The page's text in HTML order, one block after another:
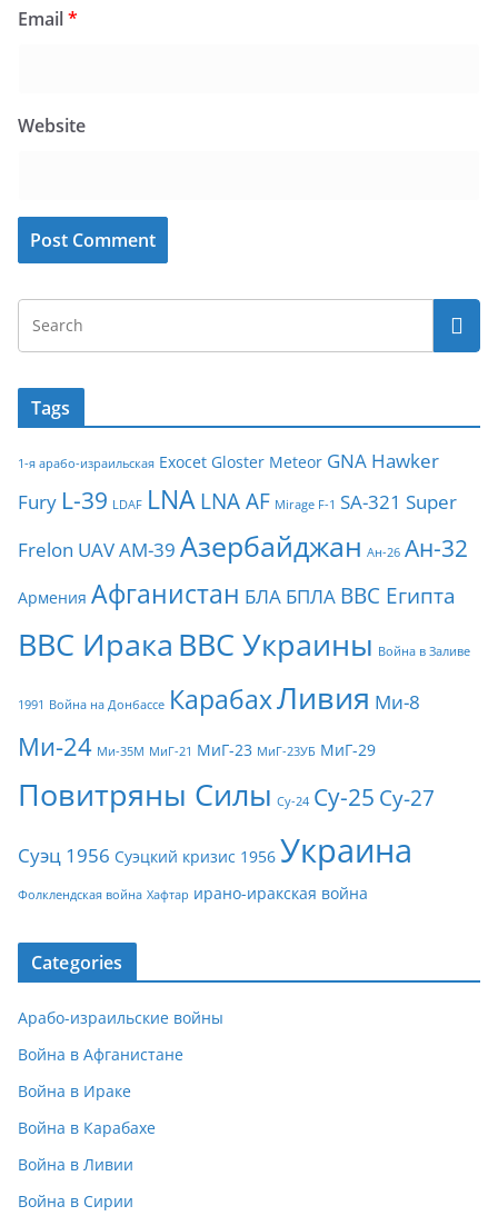
Email*
Website
Tags
1-я арабо-израильская Exocet Gloster Meteor GNA Hawker
Fury L-39 LDAF LNA LNA AF Mirage F-1 SA-321 Super
Frelon UAVАМ-39 Азербайджан Ан-26 Ан-32
Армения Афганистан БЛА БПЛА ВВС Египта
ВВС Ирака ВВС Украины Война в Заливе
1991 Война на Донбассе КарабахЛивия Ми-8
Ми-24 Ми-35М МиГ-21 МиГ-23 МиГ-23УБ МиГ-29
Повитряны Силы Су-24 Су-25 Су-27
Суэц 1956 Суэцкий кризис 1956 Украина
Фолклендская война Хафтар ирано-иракская война
Categories
Арабо-израильские войны
Война в Афганистане
Война в Ираке
Война в Карабахе
Война в Ливии
Война в Сирии